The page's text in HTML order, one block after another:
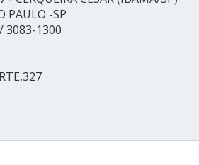
PAULO -SP
3083-1300